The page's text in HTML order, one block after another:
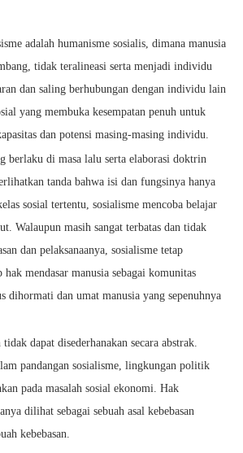
adalah humanisme sosialis, dimana manusia
tidak teralineasi serta menjadi individu
dan saling berhubungan dengan individu lain
yang membuka kesempatan penuh untuk
dan potensi masing-masing individu.
berlaku di masa lalu serta elaborasi doktrin
tanda bahwa isi dan fungsinya hanya
sosial tertentu, sosialisme mencoba belajar
Walaupun masih sangat terbatas dan tidak
dan pelaksanaanya, sosialisme tetap
hak mendasar manusia sebagai komunitas
dihormati dan umat manusia yang sepenuhnya
dapat disederhanakan secara abstrak.
pandangan sosialisme, lingkungan politik
pada masalah sosial ekonomi. Hak
dilihat sebagai sebuah asal kebebasan
kebebasan.